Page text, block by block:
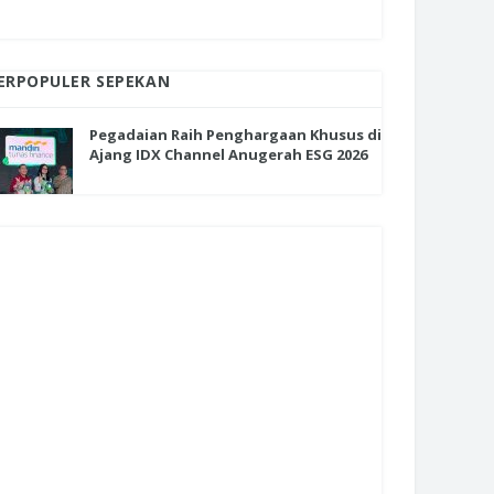
SEPEKAN
Pegadaian Raih Penghargaan Khusus di
Ajang IDX Channel Anugerah ESG 2026